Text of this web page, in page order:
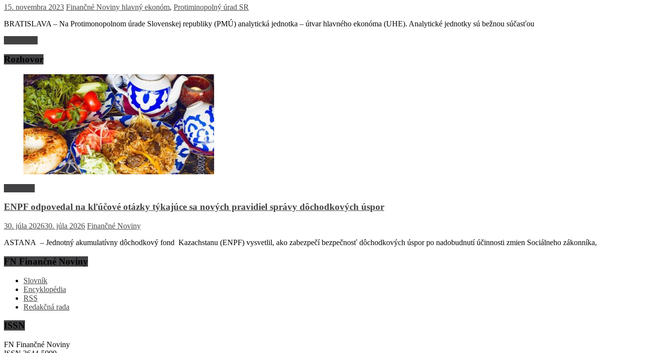
15. novembra 2023 Finančné Noviny hlavný ekonóm, Protiminopolný úrad SR
BRATISLAVA – Na Protimonopolnom úrade Slovenskej republiky (PMÚ) analytická jednotka – útvar hlavného ekonóma (UHE). Analytické jednotky sú bežnou súčasťou
Rozhovor
ENPF odpovedal na kľúčové otázky týkajúce sa nových pravidiel správy dôchodkových úspor
30. júla 202630. júla 2026 Finančné Noviny
ASTANA – Jednotný akumulatívny dôchodkový fond Kazachstanu (ENPF) vysvetlil, ako zabezpečí bezpečnosť dôchodkových úspor po nadobudnutí účinnosti zmien Sociálneho zákonníka,
FN Finančné Noviny
Slovník
Encyklopédia
RSS
Redakčná rada
ISSN
FN Finančné Noviny